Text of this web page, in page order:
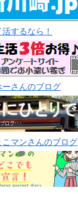
するなら！
さんのブログ
マンさんのブログ